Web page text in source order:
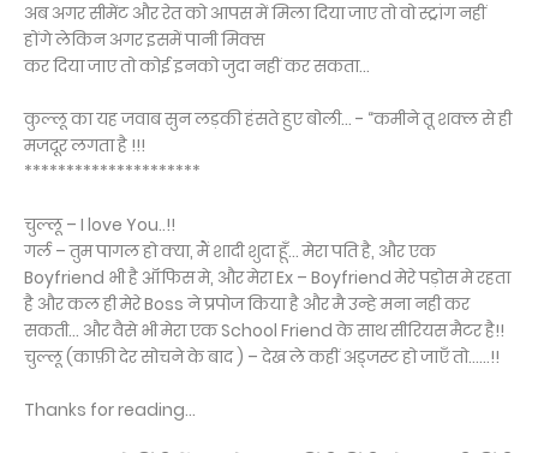
अब अगर सीमेंट और रेत को आपस में मिला दिया जाए तो वो स्ट्रांग नहीं
होंगे लेकिन अगर इसमें पानी मिक्स
कर दिया जाए तो कोई इनको जुदा नहीं कर सकता…
कुल्लू का यह जवाब सुन लड़की हंसते हुए बोली… - “कमीने तू शक्ल से ही
मजदूर लगता है !!!
*********************
चुल्लू – I love You..!!
गर्ल – तुम पागल हो क्या, मैं शादी शुदा हूँ… मेरा पति है, और एक
Boyfriend भी है ऑफिस मे, और मेरा Ex – Boyfriend मेरे पड़ोस मे रहता
है और कल ही मेरे Boss ने प्रपोज किया है और मै उन्हे मना नही कर
सकती… और वैसे भी मेरा एक School Friend के साथ सीरियस मैटर है!!
चुल्लू (काफ़ी देर सोचने के बाद ) – देख ले कहीं अड्जस्ट हो जाएँ तो……!!
Thanks for reading...